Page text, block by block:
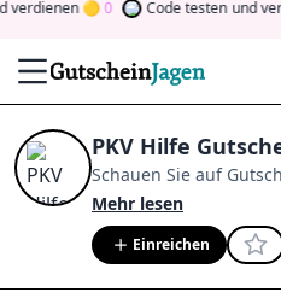
0 Code testen und
PKV Hilfe
Schauen Sie auf
Hilfe-Angebote im
der Community
und
durch Abstimmen,
beitragen. Drehen Sie
Mehr lesen
Einreichen